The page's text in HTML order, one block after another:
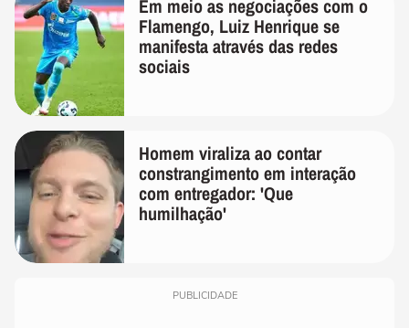
Em meio as negociações com o
Flamengo, Luiz Henrique se
manifesta através das redes
sociais
Homem viraliza ao contar
constrangimento em interação
com entregador: 'Que
humilhação'
PUBLICIDADE